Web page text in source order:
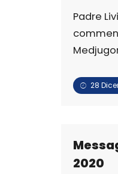
Padre
28
2020